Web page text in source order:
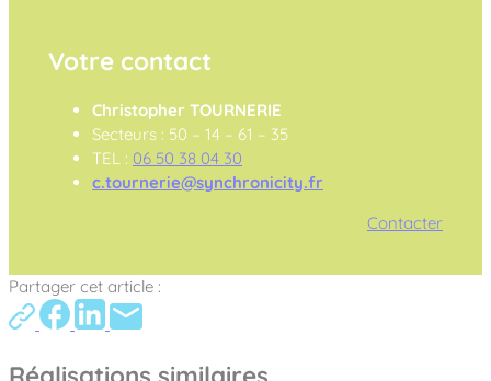
Votre contact
Christopher TOURNERIE
Secteurs : 50 – 14 – 61 – 35
TEL : 06 50 38 04 30
c.tournerie@synchronicity.fr
Contacter
Partager cet article :